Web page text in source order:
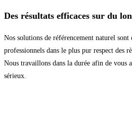
Des résultats efficaces sur du
Nos solutions de référencement naturel sont
professionnels dans le plus pur respect des
Nous travaillons dans la durée afin de vous
sérieux.